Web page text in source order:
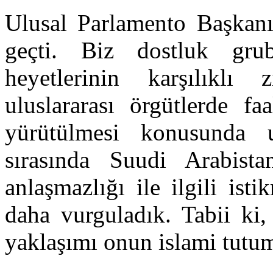
Ulusal Parlamento
geçti. Biz dostluk
heyetlerinin karşılıklı
uluslararası örgütlerde
yürütülmesi konusunda
sırasında Suudi
anlaşmazlığı ile ilgili
daha vurguladık. Tabii
yaklaşımı onun islami